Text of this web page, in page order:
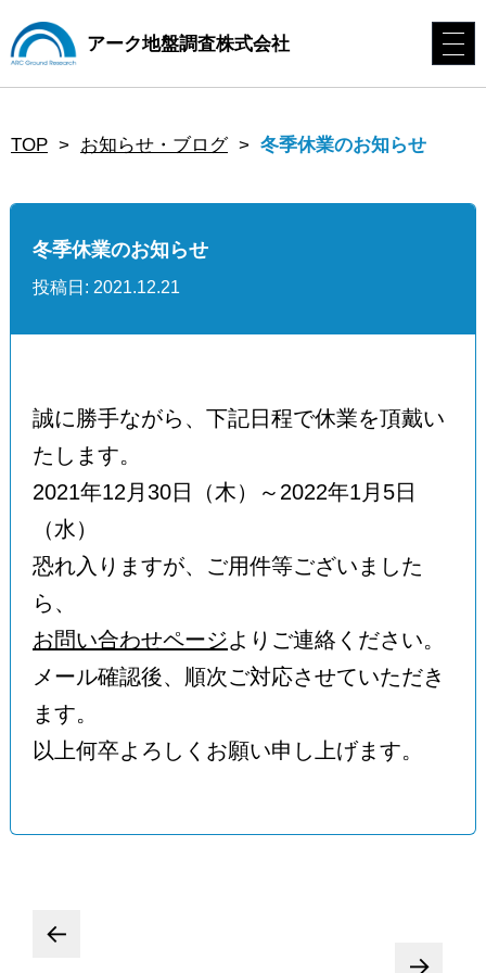
アーク地盤調査株式会社
TOP > お知らせ・ブログ> 冬季休業のお知らせ
冬季休業のお知らせ
投稿日: 2021.12.21
誠に勝手ながら、下記日程で休業を頂戴い
たします。
2021年12月30日（木）～2022年1月5日
（水）
恐れ入りますが、ご用件等ございました
ら、
お問い合わせページよりご連絡ください。
メール確認後、順次ご対応させていただき
ます。
以上何卒よろしくお願い申し上げます。
投←
→